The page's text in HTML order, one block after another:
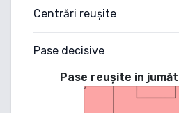
Centrări reușite
Pase decisive
Pase reușite in